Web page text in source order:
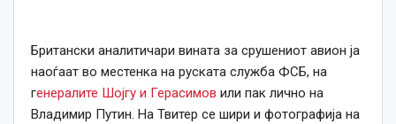
Британски аналитичари вината за срушениот авион ја
наоѓаат во местенка на руската служба ФСБ, на
генералите Шојгу и Герасимов или пак лично на
Владимир Путин. На Твитер се шири и фотографија на